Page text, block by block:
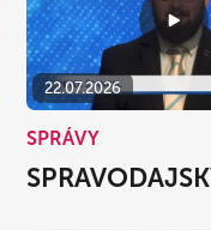
22.07.2026
SPRÁVY